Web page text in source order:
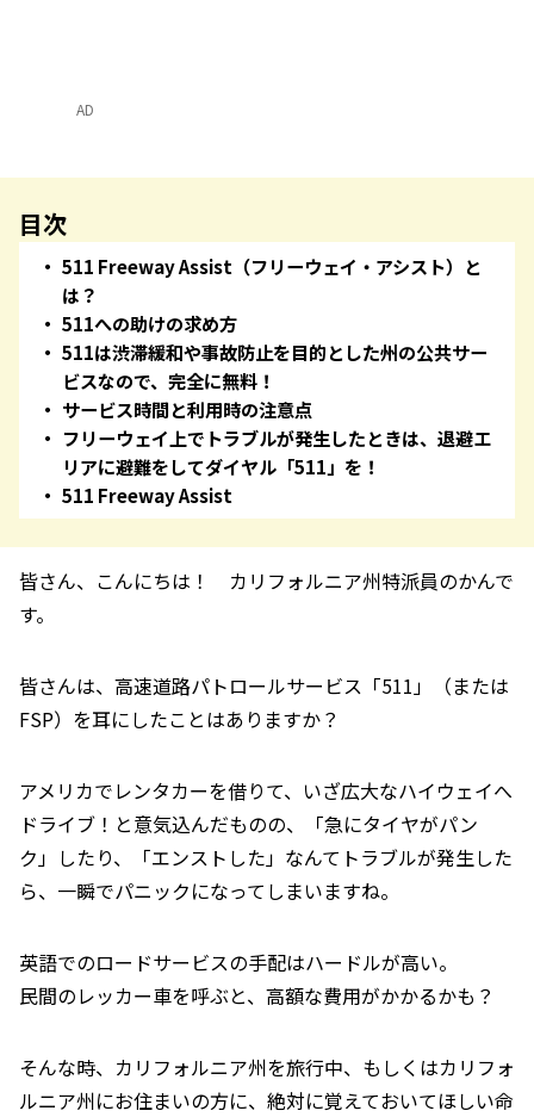
AD
目次
511 Freeway Assist（フリーウェイ・アシスト）と
は？
511への助けの求め方
511は渋滞緩和や事故防止を目的とした州の公共サー
ビスなので、完全に無料！
サービス時間と利用時の注意点
フリーウェイ上でトラブルが発生したときは、退避エ
リアに避難をしてダイヤル「511」を！
511 Freeway Assist
皆さん、こんにちは！ カリフォルニア州特派員のかんで
す。
皆さんは、高速道路パトロールサービス「511」（または
FSP）を耳にしたことはありますか？
アメリカでレンタカーを借りて、いざ広大なハイウェイへ
ドライブ！と意気込んだものの、「急にタイヤがパン
ク」したり、「エンストした」なんてトラブルが発生した
ら、一瞬でパニックになってしまいますね。
英語でのロードサービスの手配はハードルが高い。
民間のレッカー車を呼ぶと、高額な費用がかかるかも？
そんな時、カリフォルニア州を旅行中、もしくはカリフォ
ルニア州にお住まいの方に、絶対に覚えておいてほしい命